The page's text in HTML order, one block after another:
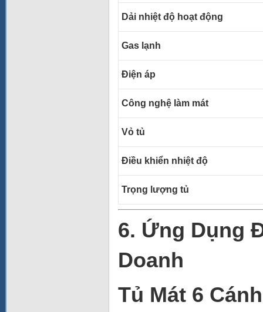
Dải nhiệt độ hoạt động
Gas lạnh
Điện áp
Công nghệ làm mát
Vỏ tủ
Điều khiển nhiệt độ
Trọng lượng tủ
6. Ứng Dụng
Doanh
Tủ Mát 6